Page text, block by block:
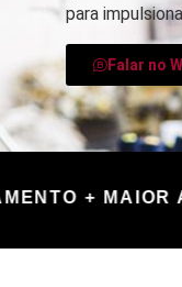
para
Falar no
+ MAIOR